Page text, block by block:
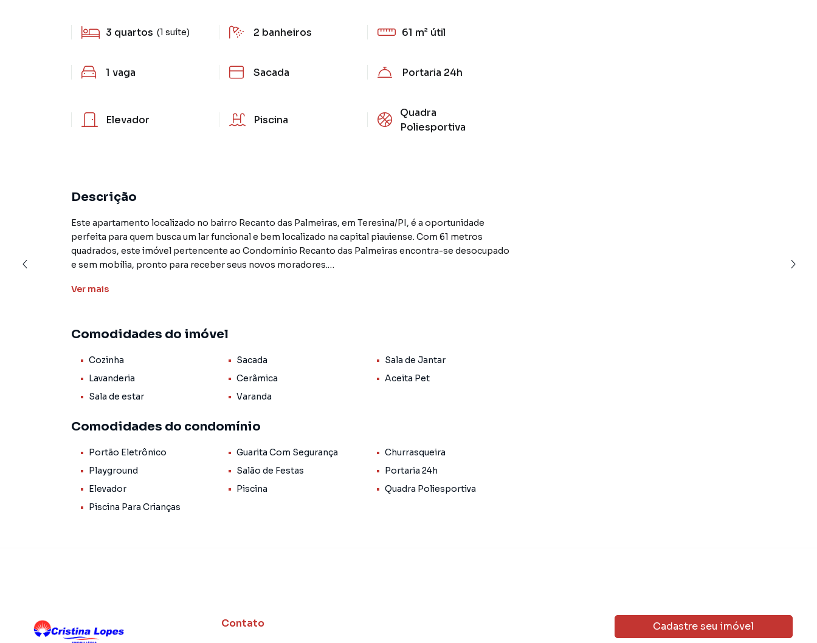
3 quartos (1 suíte) 2 banheiros 61 m² útil
1 vaga Sacada Portaria 24h
Elevador Piscina
Quadra
Poliesportiva
Descrição
Este apartamento localizado no bairro Recanto das Palmeiras, em Teresina/PI, é a oportunidade
perfeita para quem busca um lar funcional e bem localizado na capital piauiense. Com 61 metros
quadrados, este imóvel pertencente ao Condomínio Recanto das Palmeiras encontra-se desocupado
e sem mobília, pronto para receber seus novos moradores.
O apartamento conta com 3 quartos, sendo 1 suíte, e sua planta bem distribuída oferece uma ampla
representa uma excelente relação custo-benefício para quem deseja adquirir um lar na cidade.
Além disso, o Condomínio Recanto das Palmeiras oferece uma completa infraestrutura, com portão
eletrônico, guarita com segurança, churrasqueira, playground, salão de festas, portaria 24h, elevador,
piscina e quadra poliesportiva.
Não perca a oportunidade de conhecer de perto este apartamento com ótima relação custo-
benefício. Agende uma visita e descubra todas as vantagens de morar neste imóvel bem localizado e
com excelente infraestrutura de condomínio.
Apartamento para Venda em região valorizada do bairro São João, em Teresina. Não encontrou o que
procurava ou deseja mais informações sobre Apartamento em Teresina? Entre em contato com nossa
equipe pelo telefone (86) 98848-5070.
Imobiliária você consegue comprar ou alugar um imóvel em Teresina mesmo não estando na cidade e
Ver mais
Comodidades do imóvel
Cozinha Sacada
Sala de Jantar
Lavanderia
Cerâmica
Aceita Pet
Sala de estar
Varanda
Comodidades do condomínio
Portão Eletrônico Guarita Com Segurança
Churrasqueira
Playground
Salão de Festas
Portaria 24h
Elevador
Piscina
Quadra Poliesportiva
Piscina Para Crianças
Contato Cadastre seu imóvel